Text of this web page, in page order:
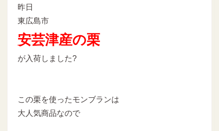
昨日
東広島市
安芸津産の栗
が入荷しました?
この栗を使ったモンブランは
大人気商品なので